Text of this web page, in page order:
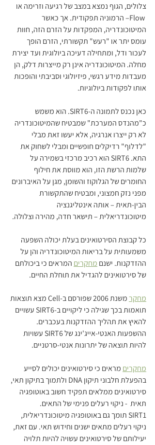
צלולים, הגוף נמצא במצב של רגיעה וזרימה או
Flow– הרמוניה תפקודית. אך כאשר
המיטוכונדריה, המפקדות על הזרם הזה, חוות
עומס יתר או "רעש" תקשורתי, הזרם הופך
לעכור ודל, ומתחילה דעיכה ביולוגית ועד יצירת
מחלה. המיטוכונדריה אינן רק מייצרות דלק, הן
מעבדות מידע רגשי, פיזיולוגי וסביבתי והופכות
אותו לפקודות ביולוגיות.
כאן נכנס לתמונה ה-SIRT6. הוא משמש
כ"מהנדס המערכת" שמבטיח שהמיטוכונדריה
לא רק ייצרו אנרגיה, אלא יעשו זאת מבלי
"לדלוף" רדיקלים חופשיים ומבלי לשחוק את
התא. SIRT6 הוא רכיב מרכזי בשמירה על
שלמות הרשת הזו, הוא מווסת את חילוף
החומרים של הגלוקוז והשומן, מגן על האיברונים
מפני נזק חמצוני, ומבטיח שהתקשורת
הבין-תאית – אותה אינטליגנציה
מיטוכונדריאלית – תישאר חדה, מהירה וצלולה.
כל קבוצת הסירטואינים בעלת יכולה השפעה
משמעותית על בריאות המיטוכונדריה והן על
ההזדקנות. ישנם מחקרים המראים כי ביכולתם
של סירטואינים להגדיל את תוחלת החיים.
מחקר
משנת 2006 שפורסם ב-Cell מצא תוצאות
תואמות בכך שגילה כי ליקויים ב-SIRT6 עשויים
להאיץ את תהליך ההזדקנות בעכברים.
ההשפעות האנטי-אייג'ינג של SIRT6 עשויות
להיות תוצאה של יתרונות אנטי-סרטניים.
מחקרים מראים כי סירטואינים יכולים לסייע
בהפעלת חלבוני תיקון DNA ולתמוך בתיקון תאי,
סירטואינים ממלאים תפקיד חשוב באוטופגיה
תאית  - ניקוי רעלים פנימי של התאים.
SIRT1 תומך גם באוטופגיה מיטוכונדריאלית,
ניקוי רעלים מתאים ישנים וחידוש תאי. עם זאת,
יעילותם של סירטואינים עשויה להיות תלויה